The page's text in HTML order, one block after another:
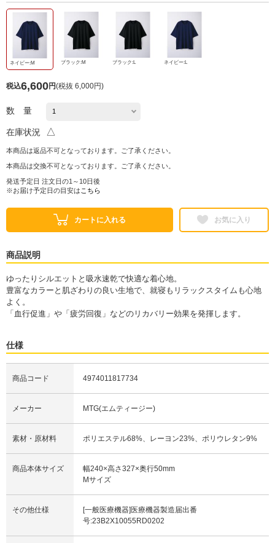
ネイビー:M ブラック:M ブラック:L ネイビー:L
税込6,600円(税抜 6,000円)
数 量
在庫状況 △
本商品は返品不可となっております。ご了承ください。
本商品は交換不可となっております。ご了承ください。
発送予定日 注文日の1～10日後
※お届け予定日の目安は こちら
カートに入れる お気に入り
商品説明
ゆったりシルエットと吸水速乾で快適な着心地。
豊富なカラーと肌ざわりの良い生地で、就寝もリラックスタイムも心地
よく。
「血行促進」や「疲労回復」などのリカバリー効果を発揮します。
仕様
商品コード 4974011817734
メーカー MTG(エムティージー)
素材・原材料 ポリエステル68%、レーヨン23%、ポリウレタン9%
商品本体サイズ
幅240×高さ327×奥行50mm
Mサイズ
その他仕様
[一般医療機器]医療機器製造届出番
号:23B2X10055RD0202